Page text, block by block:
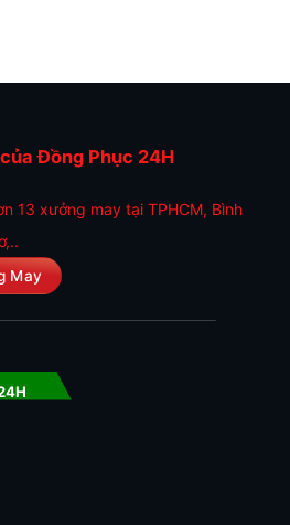
Đồng Phục 24H
13 xưởng may tại TPHCM, Bình
May